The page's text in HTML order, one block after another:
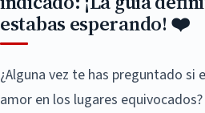
estabas esperando! ❤️
¿Alguna vez te has preguntado si
amor en los lugares